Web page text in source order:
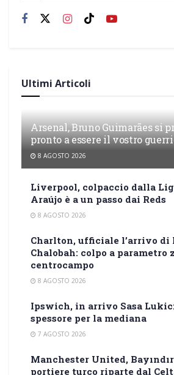
Ultimi Articoli
Arsenal, Bruno Guimarães si
pronto a essere il vostro
8 AGOSTO 2026
Liverpool, colpaccio dalla
Araújo è a un passo dai Reds
8 AGOSTO 2026
Charlton, ufficiale l’arrivo di
Chalobah: colpo a parametro
centrocampo
8 AGOSTO 2026
Ipswich, in arrivo Sasa
spessore per la mediana
7 AGOSTO 2026
Manchester United,
portiere turco riparte dal